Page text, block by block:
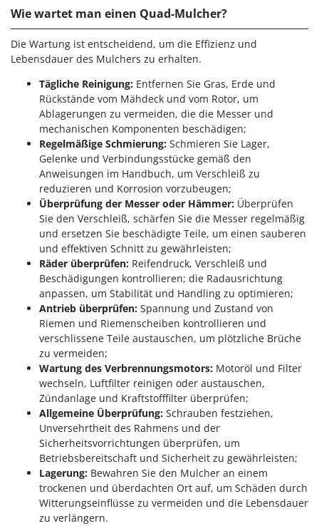
Wie wartet man einen Quad-Mulcher?
Die Wartung ist entscheidend, um die Effizienz und
Lebensdauer des Mulchers zu erhalten.
Tägliche Reinigung: Entfernen Sie Gras, Erde und
Rückstände vom Mähdeck und vom Rotor, um
Ablagerungen zu vermeiden, die die Messer und
mechanischen Komponenten beschädigen;
Regelmäßige Schmierung: Schmieren Sie Lager,
Gelenke und Verbindungsstücke gemäß den
Anweisungen im Handbuch, um Verschleiß zu
reduzieren und Korrosion vorzubeugen;
Überprüfung der Messer oder Hämmer: Überprüfen
Sie den Verschleiß, schärfen Sie die Messer regelmäßig
und ersetzen Sie beschädigte Teile, um einen sauberen
und effektiven Schnitt zu gewährleisten;
Räder überprüfen: Reifendruck, Verschleiß und
Beschädigungen kontrollieren; die Radausrichtung
anpassen, um Stabilität und Handling zu optimieren;
Antrieb überprüfen: Spannung und Zustand von
Riemen und Riemenscheiben kontrollieren und
verschlissene Teile austauschen, um plötzliche Brüche
zu vermeiden;
Wartung des Verbrennungsmotors: Motoröl und Filter
wechseln, Luftfilter reinigen oder austauschen,
Zündanlage und Kraftstofffilter überprüfen;
Allgemeine Überprüfung: Schrauben festziehen,
Unversehrtheit des Rahmens und der
Sicherheitsvorrichtungen überprüfen, um
Betriebsbereitschaft und Sicherheit zu gewährleisten;
Lagerung: Bewahren Sie den Mulcher an einem
trockenen und überdachten Ort auf, um Schäden durch
Witterungseinflüsse zu vermeiden und die Lebensdauer
zu verlängern.